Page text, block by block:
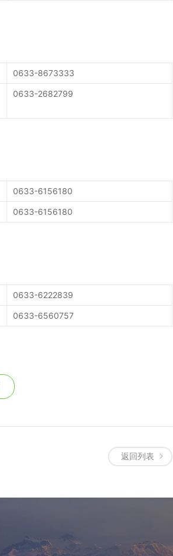
0633-8673333
0633-2682799
0633-6156180
0633-6156180
0633-6222839
0633-6560757
返回列表